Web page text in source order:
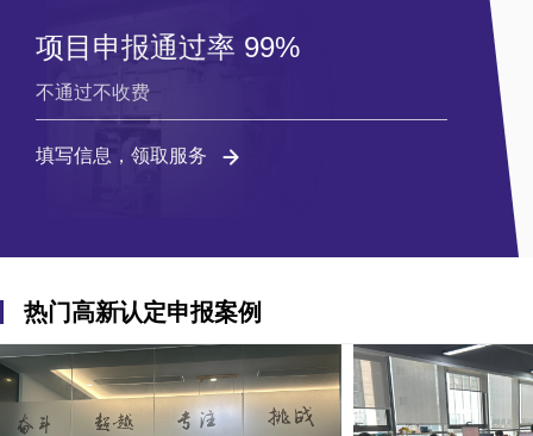
项目申报通过率 99%
不通过不收费
填写信息，领取服务
热门高新认定申报案例